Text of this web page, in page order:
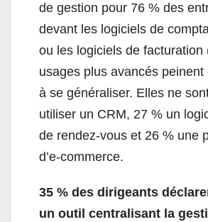
de gestion pour 76 % des
devant les logiciels de
ou les logiciels de facturation
usages plus avancés peinent
à se généraliser. Elles ne
utiliser un CRM, 27 % un
de rendez-vous et 26 % une
d’e-commerce.
35 % des dirigeants
un outil centralisant la